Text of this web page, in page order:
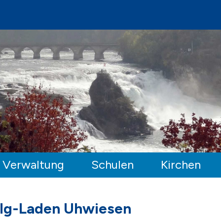
Uhwiesen
Verwaltung Schulen Kirchen
Laden Uhwiesen